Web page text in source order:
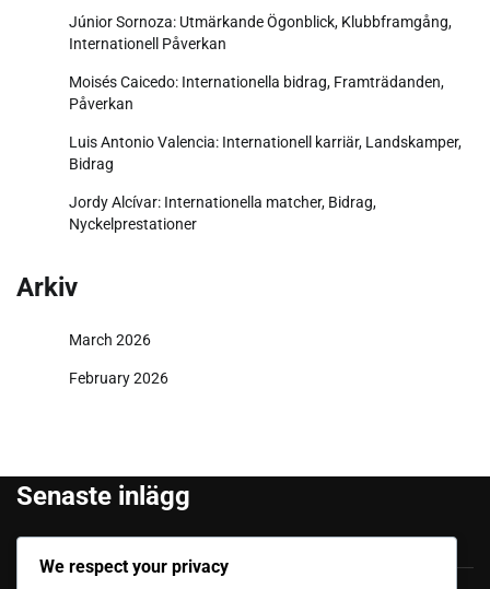
Júnior Sornoza: Utmärkande Ögonblick, Klubbframgång,
Internationell Påverkan
Moisés Caicedo: Internationella bidrag, Framträdanden,
Påverkan
Luis Antonio Valencia: Internationell karriär, Landskamper,
Bidrag
Jordy Alcívar: Internationella matcher, Bidrag,
Nyckelprestationer
Arkiv
March 2026
February 2026
Senaste inlägg
We respect your privacy